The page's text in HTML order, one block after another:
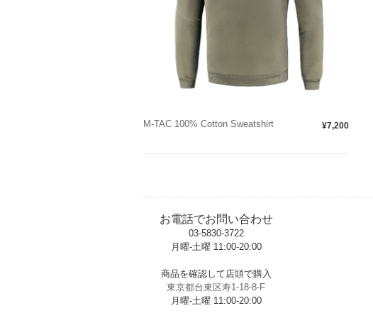
M-TAC 100% Cotton Sweatshirt ¥7,200
お電話でお問い合わせ
03-5830-3722
月曜-土曜 11:00-20:00
商品を確認して店頭で購入
東京都台東区寿1-18-8-F
月曜-土曜 11:00-20:00